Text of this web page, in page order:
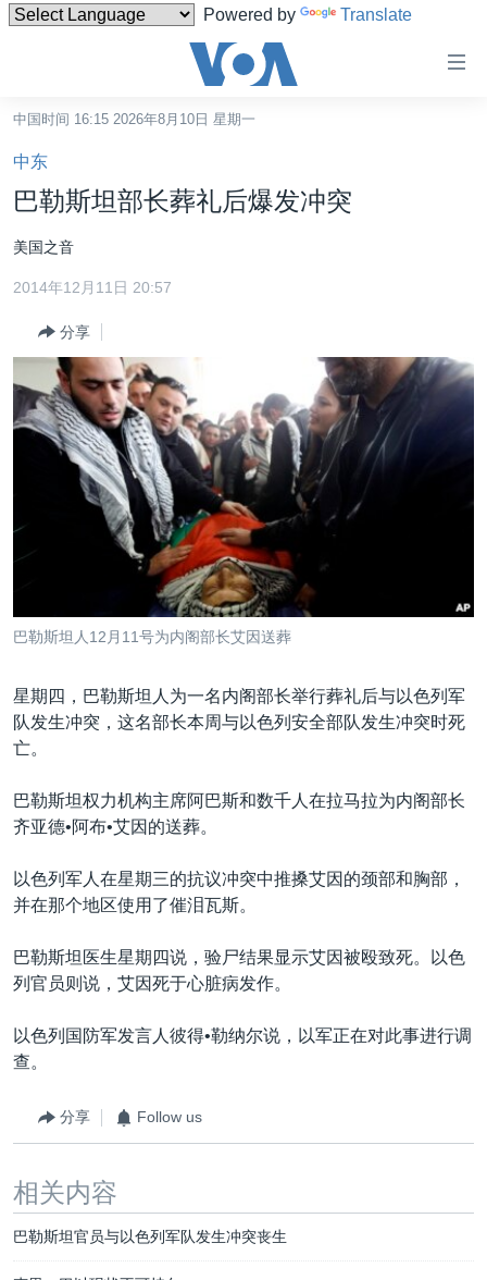
Powered by Translate
碍
链
接
跳
转
内
导
到
台湾
港澳
国际
最新国际新闻
印太
中东
分类新闻
经济·金融·贸易
人权·法律·宗教
科教·文娱·体健
美中关系
热点专题
白宫要闻
美国建国250周年
美国之音专访
重要讲话与声明
南中国海争端
关注新疆
VOA视频
VOA今日焦点
关注我们
中国时间 16:15 2026年8月10日 星期一
中东
巴勒斯坦部长葬礼后爆发冲突
美国之音
2014年12月11日 20:57
分享
巴勒斯坦人12月11号为内阁部长艾因送葬
星期四，巴勒斯坦人为一名内阁部长举行葬礼后与以色列军
队发生冲突，这名部长本周与以色列安全部队发生冲突时死
亡。
巴勒斯坦权力机构主席阿巴斯和数千人在拉马拉为内阁部长
齐亚德•阿布•艾因的送葬。
以色列军人在星期三的抗议冲突中推搡艾因的颈部和胸部，
并在那个地区使用了催泪瓦斯。
巴勒斯坦医生星期四说，验尸结果显示艾因被殴致死。以色
列官员则说，艾因死于心脏病发作。
以色列国防军发言人彼得•勒纳尔说，以军正在对此事进行调
查。
分享 Follow us
相关内容
巴勒斯坦官员与以色列军队发生冲突丧生